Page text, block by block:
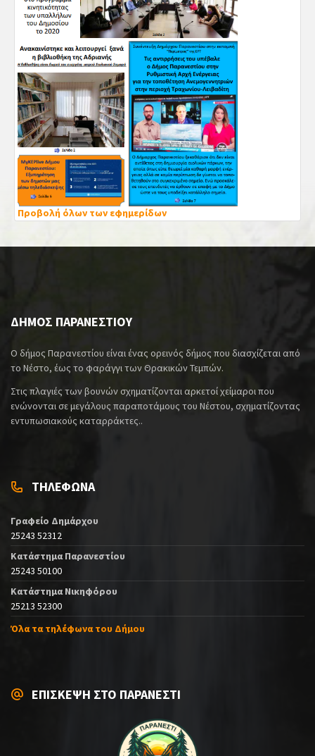
Προβολή όλων των εφημερίδων
ΔΗΜΟΣ ΠΑΡΑΝΕΣΤΙΟΥ
Ο δήμος Παρανεστίου είναι ένας ορεινός δήμος που διασχίζεται από
το Νέστο, έως το φαράγγι των Θρακικών Τεμπών.
Στις πλαγιές των βουνών σχηματίζονται αρκετοί χείμαροι που
ενώνονται σε μεγάλους παραποτάμους του Νέστου, σχηματίζοντας
εντυπωσιακούς καταρράκτες..
ΤΗΛΕΦΩΝΑ
Γραφείο Δημάρχου
25243 52312
Κατάστημα Παρανεστίου
25243 50100
Κατάστημα Νικηφόρου
25213 52300
Όλα τα τηλέφωνα του Δήμου
ΕΠΙΣΚΕΨΗ ΣΤΟ ΠΑΡΑΝΕΣΤΙ